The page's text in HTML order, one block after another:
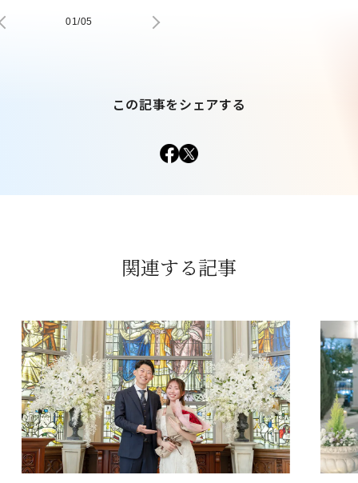
01/05
この記事をシェアする
関連する記事